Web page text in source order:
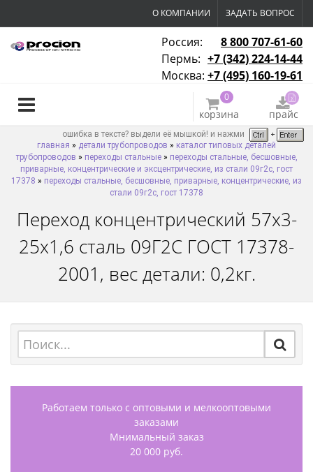
О КОМПАНИИ ЗАДАТЬ ВОПРОС
Россия:
8 800 707-61-60
Пермь: +7 (342) 224-14-44
Москва: +7 (495) 160-19-61
0
корзина прайс
ошибка в тексте? выдели её мышкой! и нажми
главная » детали трубопроводов » каталог типовых деталей
трубопроводов » переходы стальные» переходы стальные, бесшовные,
приварные, концентрические и эксцентрические, из стали 09г2с, гост
17378 » переходы стальные, бесшовные, приварные, концентрические, из
стали 09г2с, гост 17378
Переход концентрический 57х3-
25х1,6 сталь 09Г2С ГОСТ 17378-
2001, вес детали: 0,2кг.
Работаем только с оптовыми и мелкооптовыми
заказами
Мнимальный заказ
20 000 руб.